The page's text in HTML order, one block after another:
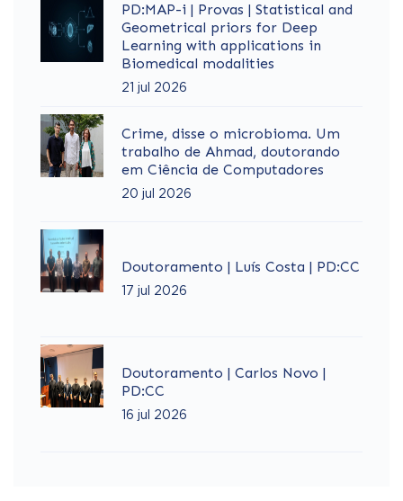
PD:MAP-i | Provas | Statistical and
Geometrical priors for Deep
Learning with applications in
Biomedical modalities
21 jul 2026
Crime, disse o microbioma. Um
trabalho de Ahmad, doutorando
em Ciência de Computadores
20 jul 2026
Doutoramento | Luís Costa | PD:CC
17 jul 2026
Doutoramento | Carlos Novo |
PD:CC
16 jul 2026